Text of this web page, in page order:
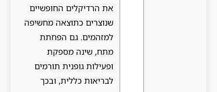
את הרדיקלים החופשיים
שנוצרים כתוצאה מחשיפה
למזהמים. גם הפחתת
מתח, שינה מספקת
ופעילות גופנית תורמים
לבריאות כללית, ובכך